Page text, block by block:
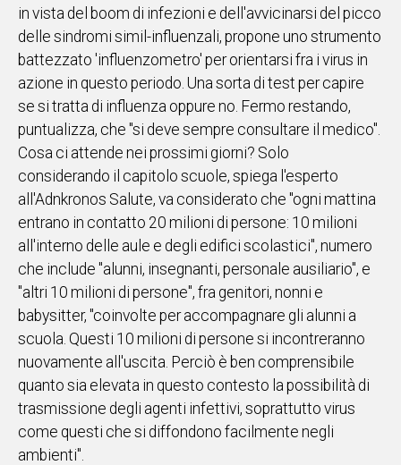
SPORT
EVENTI
STORIE
VIDEO
UNISCITI
WHATSAPP
Social
in vista del boom di infezioni e dell'avvicinarsi del picco
delle sindromi simil-influenzali, propone uno strumento
battezzato 'influenzometro' per orientarsi fra i virus in
azione in questo periodo. Una sorta di test per capire
se si tratta di influenza oppure no. Fermo restando,
puntualizza, che "si deve sempre consultare il medico".
Cosa ci attende nei prossimi giorni? Solo
considerando il capitolo scuole, spiega l'esperto
all'Adnkronos Salute, va considerato che "ogni mattina
entrano in contatto 20 milioni di persone: 10 milioni
all'interno delle aule e degli edifici scolastici", numero
che include "alunni, insegnanti, personale ausiliario", e
"altri 10 milioni di persone", fra genitori, nonni e
babysitter, "coinvolte per accompagnare gli alunni a
scuola. Questi 10 milioni di persone si incontreranno
nuovamente all'uscita. Perciò è ben comprensibile
quanto sia elevata in questo contesto la possibilità di
trasmissione degli agenti infettivi, soprattutto virus
come questi che si diffondono facilmente negli
ambienti".